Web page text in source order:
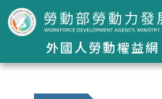
跳到主要內容區塊
外國人勞動權益網